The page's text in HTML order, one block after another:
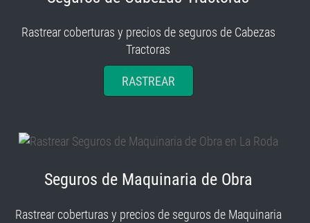
Rastrear coberturas y precios de seguros de Cabezas
Tractoras
RASTREAR
Seguros de Maquinaria de Obra
Rastrear coberturas y precios de seguros de Maquinaria